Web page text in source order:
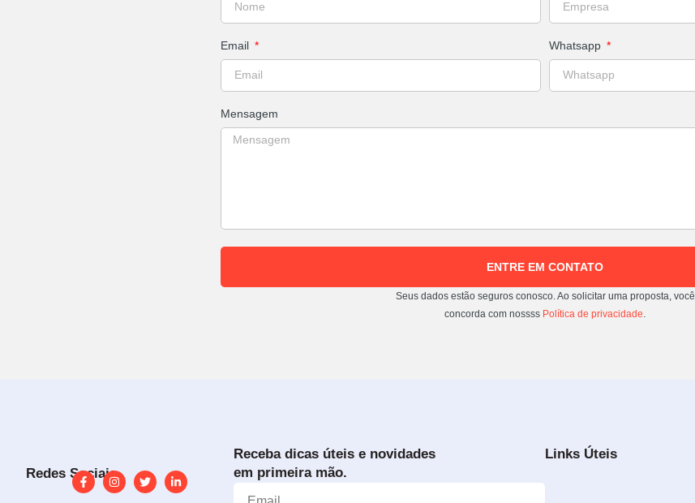
Email Whatsapp
Mensagem
ENTRE EM CONTATO
Seus dados estão seguros conosco. Ao solicitar uma proposta, você
concorda com nossss Política de privacidade.
Redes Sociais
Receba dicas úteis e novidades
em primeira mão.
Links Úteis